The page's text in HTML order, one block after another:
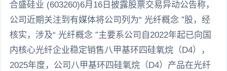
合盛硅业 (603260)6月16日披露股票交易异动公告称，
公司近期关注到有媒体将公司列为“ 光纤概念 ”股，经
核实，涉及“ 光纤概念 ”主要系公司自2022年起已向国
内核心光纤企业稳定销售八甲基环四硅氧烷（D4），
2025年度，公司八甲基环四硅氧烷（D4）产品在光纤